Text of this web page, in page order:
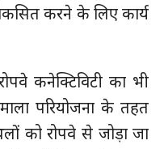
करने के लिए कार्य
कनेक्टिविटी का भी
परियोजना के तहत
को रोपवे से जोड़ा जा